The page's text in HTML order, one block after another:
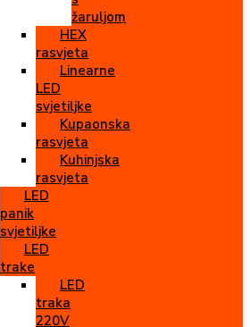
žaruljom
HEX
rasvjeta
Linearne
LED
svjetiljke
Kupaonska
rasvjeta
Kuhinjska
rasvjeta
LED
panik
svjetiljke
LED
trake
LED
traka
220V